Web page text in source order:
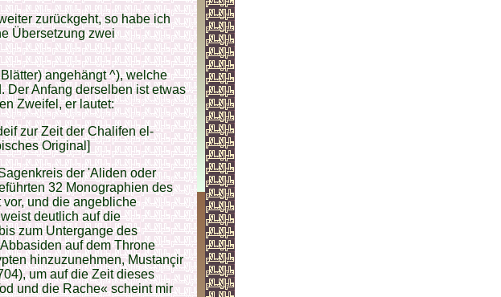
zurückgeht, so habe ich
Übersetzung zwei
angehängt ^), welche
Der Anfang derselben ist etwas
Zweifel, er lautet:
zur Zeit der Chalifen el-
Original]
der 'Aliden oder
32 Monographien des
und die angebliche
deutlich auf die
zum Untergange des
auf dem Throne
hinzuzunehmen, Mustançir
um auf die Zeit dieses
und die Rache« scheint mir